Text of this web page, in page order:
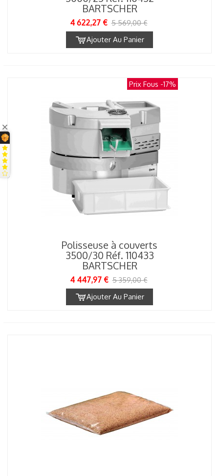
BARTSCHER
4 622,27 € 5 569,00 €
Ajouter Au Panier
Prix Fous -17%
Polisseuse à couverts
3500/30 Réf. 110433
BARTSCHER
4 447,97 € 5 359,00 €
Ajouter Au Panier